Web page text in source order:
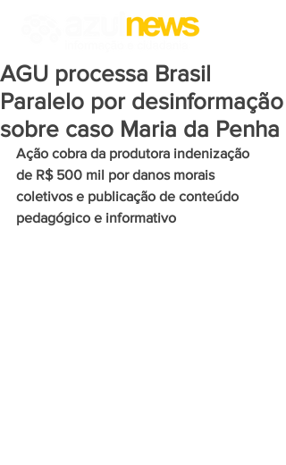
AGU processa Brasil
Paralelo por desinformação
sobre caso Maria da Penha
Ação cobra da produtora indenização
de R$ 500 mil por danos morais
coletivos e publicação de conteúdo
pedagógico e informativo